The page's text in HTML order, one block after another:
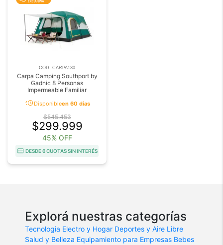
COD. CARPA130
Carpa Camping Southport by
Gadnic 8 Personas
Impermeable Familiar
acuteDisponibleen 60 días
$545.453
$299.999
45% OFF
DESDE 6 CUOTAS SIN INTERÉS
Explorá nuestras categorías
Tecnologia Electro y Hogar Deportes y Aire Libre
Salud y Belleza Equipamiento para Empresas Bebes